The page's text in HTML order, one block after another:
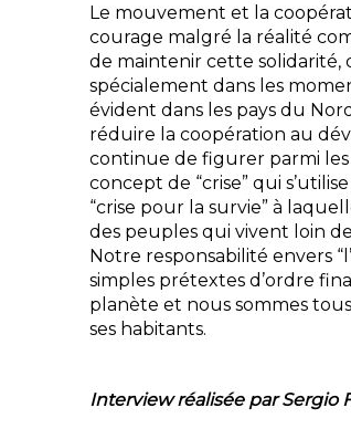
Le mouvement et la
courage malgré la réalité
de maintenir cette solidarité,
spécialement dans les
évident dans les pays du
réduire la coopération au
continue de figurer parmi
concept de “crise” qui
“crise pour la survie” à
des peuples qui vivent loin
Notre responsabilité envers
simples prétextes d’ordre
planète et nous sommes
ses habitants.
Interview réalisée par Sergio